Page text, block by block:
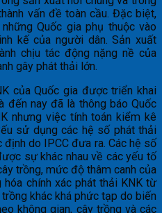
vấn đề toàn cầu. Đặc biệt,
Quốc gia phụ thuộc vào
kế của người dân. Sản xuất
chịu tác động nặng nề của
gây phát thải lớn.
của Quốc gia được triển khai
đến nay đã là thông báo Quốc
nhưng việc tính toán kiểm kê
sử dụng các hệ số phát thải
do IPCC đưa ra. Các hệ số
sự khác nhau về các yếu tố
trồng, mức độ thâm canh của
chính xác phát thải KNK từ
khác khá phức tạp do biến
không gian, cây trồng và các